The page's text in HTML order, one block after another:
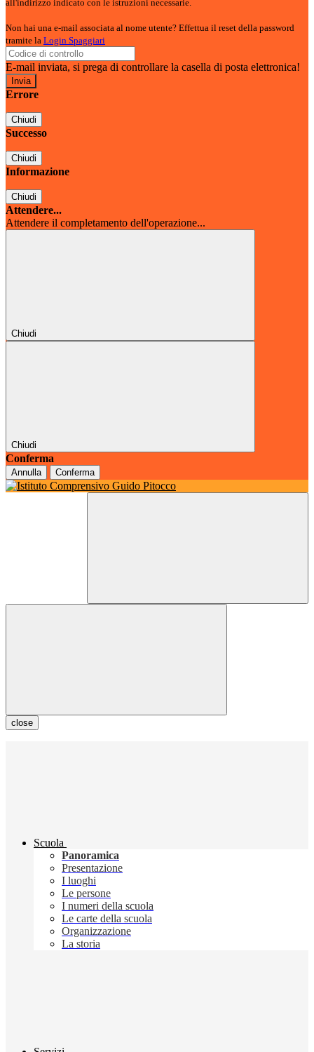
all'indirizzo indicato con le istruzioni necessarie.
Non hai una e-mail associata al nome utente? Effettua il reset della password
tramite la Login Spaggiari
E-mail inviata, si prega di controllare la casella di posta elettronica!
Errore
Chiudi
Successo
Chiudi
Informazione
Chiudi
Attendere...
Attendere il completamento dell'operazione...
Chiudi
Chiudi
Conferma
Annulla Conferma
close
Scuola
Panoramica
Presentazione
I luoghi
Le persone
I numeri della scuola
Le carte della scuola
Organizzazione
La storia